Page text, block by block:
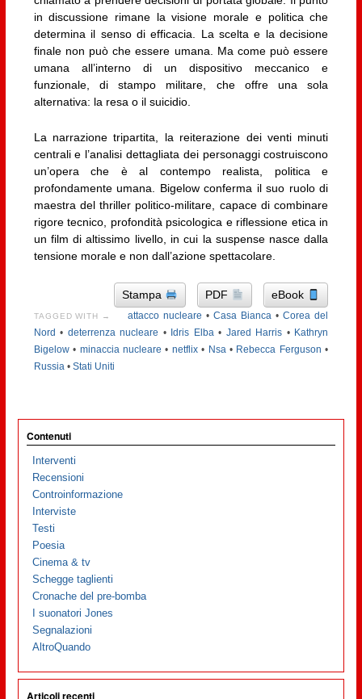
in discussione rimane la visione morale e politica che
determina il senso di efficacia. La scelta e la decisione
finale non può che essere umana. Ma come può essere
umana all’interno di un dispositivo meccanico e
funzionale, di stampo militare, che offre una sola
alternativa: la resa o il suicidio.
La narrazione tripartita, la reiterazione dei venti minuti
centrali e l’analisi dettagliata dei personaggi costruiscono
un’opera che è al contempo realista, politica e
profondamente umana. Bigelow conferma il suo ruolo di
maestra del thriller politico-militare, capace di combinare
rigore tecnico, profondità psicologica e riflessione etica in
un film di altissimo livello, in cui la suspense nasce dalla
tensione morale e non dall’azione spettacolare.
Stampa PDF eBook
TAGGED WITH → attacco nucleare •Casa Bianca •Corea del
Nord • deterrenza nucleare • Idris Elba• Jared Harris • Kathryn
Bigelow• minaccia nucleare • netflix• Nsa• Rebecca Ferguson •
Russia• Stati Uniti
Contenuti
Interventi
Recensioni
Controinformazione
Interviste
Testi
Poesia
Cinema & tv
Schegge taglienti
Cronache del pre-bomba
I suonatori Jones
Segnalazioni
AltroQuando
Articoli recenti